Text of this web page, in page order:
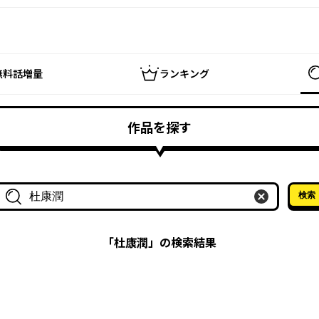
料話増量 ランキング
作品を探す
作品名・作家名で探す
検索
「杜康潤」の検索結果